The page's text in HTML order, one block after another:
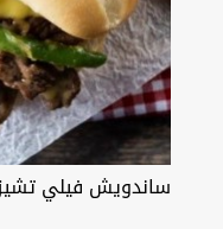
ساندويش فيلي